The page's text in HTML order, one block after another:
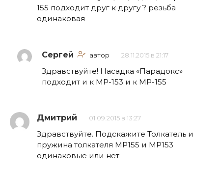
155 подходит друг к другу ? резьба
одинаковая
Сергей автор 28.11.2015 в 21:17
Здравствуйте! Насадка «Парадокс»
подходит и к МР-153 и к МР-155
Дмитрий 01.09.2015 в 13:27
Здравствуйте. Подскажите Толкатель и
пружина толкателя МР155 и МР153
одинаковые или нет